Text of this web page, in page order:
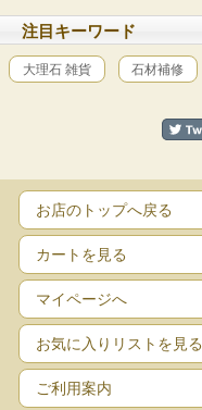
注目キーワード
大理石 雑貨 石材補修
お店のトップへ戻る
カートを見る
マイページへ
お気に入りリストを見る
ご利用案内